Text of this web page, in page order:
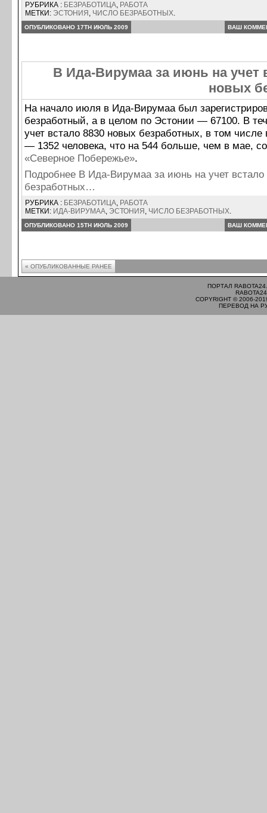
РУБРИКА : БЕЗРАБОТИЦА, РАБОТА
МЕТКИ: ЭСТОНИЯ , ЧИСЛО БЕЗРАБОТНЫХ.
ОПУБЛИКОВАНО 17TH ИЮЛЬ 2009 ВАШ
В Ида-Вирумаа за июнь на учет
новых
На начало июля в Ида-Вирумаа был
безработный, а в целом по Эстонии — 67100. В
учет встало 8830 новых безработных, в том
— 1352 человека, что на 544 больше, чем в мае,
«Северное Побережье».
Подробнее В Ида-Вирумаа за июнь на учет встало
безработных…
РУБРИКА : БЕЗРАБОТИЦА, РАБОТА
МЕТКИ: ИДА-ВИРУМАА, ЭСТОНИЯ , ЧИСЛО БЕЗРАБОТНЫХ.
ОПУБЛИКОВАНО 15TH ИЮЛЬ 2009 ВАШ
« ОПУБЛИКОВАННЫЕ РАНЕЕ
ПОРТАЛ
COPYRIGHT © 2006-
ПЕРЕВОД НА